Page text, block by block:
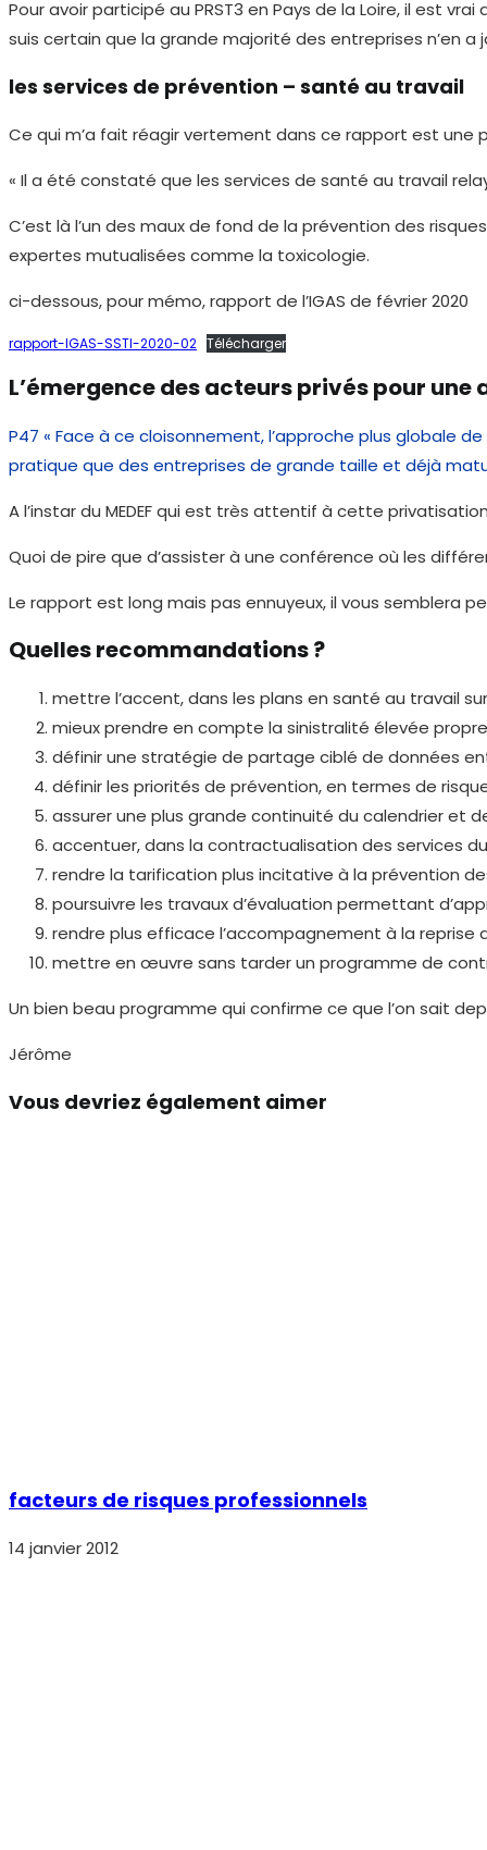
Pour avoir participé au PRST3 en Pays de la Loire, il est
suis certain que la grande majorité des entreprises n’en a
les services de prévention – santé au travail
Ce qui m’a fait réagir vertement dans ce rapport est une
« Il a été constaté que les services de santé au travail
C’est là l’un des maux de fond de la prévention des
expertes mutualisées comme la toxicologie.
ci-dessous, pour mémo, rapport de l’IGAS de février 2020
rapport-IGAS-SSTI-2020-02 Télécharger
L’émergence des acteurs privés pour
P47 « Face à ce cloisonnement, l’approche plus globale
pratique que des entreprises de grande taille et déjà
A l’instar du MEDEF qui est très attentif à cette
Quoi de pire que d’assister à une conférence où les
Le rapport est long mais pas ennuyeux, il vous semblera
Quelles recommandations ?
mettre l’accent, dans les plans en santé au travail
mieux prendre en compte la sinistralité élevée
définir une stratégie de partage ciblé de données
définir les priorités de prévention, en termes de
assurer une plus grande continuité du calendrier et
accentuer, dans la contractualisation des services
rendre la tarification plus incitative à la prévention
poursuivre les travaux d’évaluation permettant
rendre plus efficace l’accompagnement à la
mettre en œuvre sans tarder un programme de
Un bien beau programme qui confirme ce que l’on sait
Jérôme
Vous devriez également aimer
facteurs de risques professionnels
14 janvier 2012